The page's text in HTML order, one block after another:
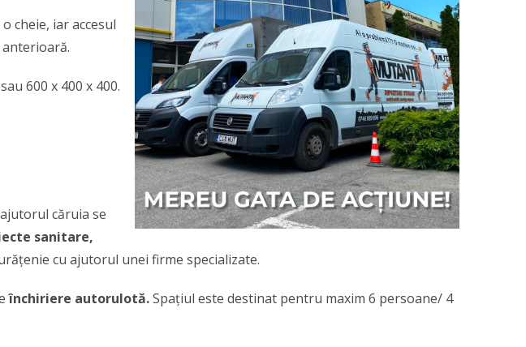
cheie, iar accesul
600 x 400 x 400.
căruia se
sanitare,
cu ajutorul unei firme specializate.
închiriere autorulotă.Spațiul este destinat pentru maxim 6 persoane/ 4